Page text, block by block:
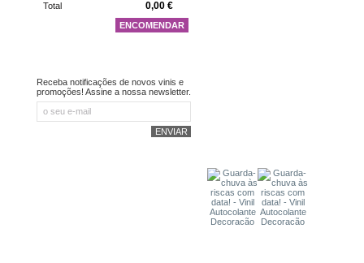
Total 0,00 €
ENCOMENDAR
Receba notificações de novos vinis e
promoções! Assine a nossa newsletter.